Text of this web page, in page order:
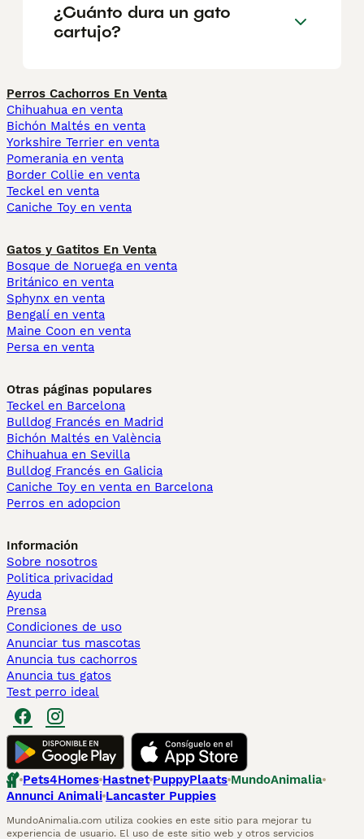
¿Cuánto dura un gato
cartujo?
Perros Cachorros En Venta
Chihuahua en venta
Bichón Maltés en venta
Yorkshire Terrier en venta
Pomerania en venta
Border Collie en venta
Teckel en venta
Caniche Toy en venta
Gatos y Gatitos En Venta
Bosque de Noruega en venta
Británico en venta
Sphynx en venta
Bengalí en venta
Maine Coon en venta
Persa en venta
Otras páginas populares
Teckel en Barcelona
Bulldog Francés en Madrid
Bichón Maltés en València
Chihuahua en Sevilla
Bulldog Francés en Galicia
Caniche Toy en venta en Barcelona
Perros en adopcion
Información
Sobre nosotros
Politica privacidad
Ayuda
Prensa
Condiciones de uso
Anunciar tus mascotas
Anuncia tus cachorros
Anuncia tus gatos
Test perro ideal
Pets4Homes Hastnet PuppyPlaats MundoAnimalia
Annunci Animali Lancaster Puppies
MundoAnimalia.com utiliza cookies en este sitio para mejorar tu
experiencia de usuario. El uso de este sitio web y otros servicios